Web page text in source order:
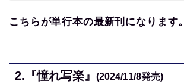
こちらが単行本の最新刊になります。
2. 『憧れ写楽』 (2024/11/8発売)